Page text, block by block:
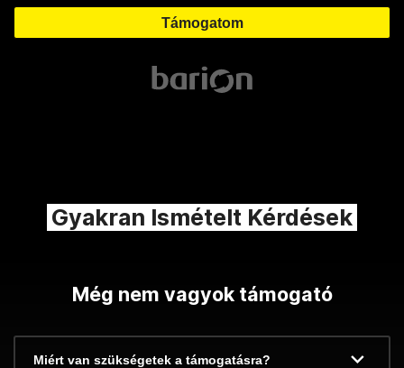
Gyakran Ismételt Kérdések
Még nem vagyok támogató
Miért van szükségetek a támogatásra?